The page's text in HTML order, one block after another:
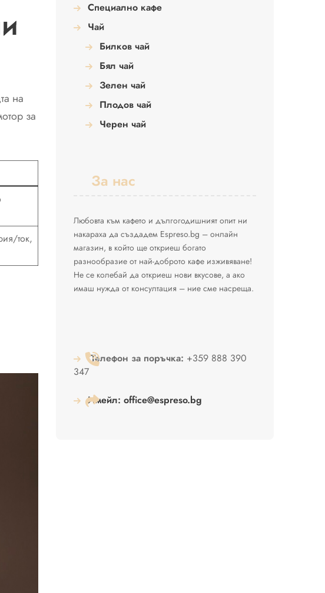
на
за
ток,
Специално кафе
Чай
Билков чай
Бял чай
Зелен чай
Плодов чай
Черен чай
За нас
Любовта към кафето и дългогодишният опит ни
накараха да създадем Espreso.bg – онлайн
магазин, в който ще откриеш богато
разнообразие от най-доброто кафе изживяване!
Не се колебай да откриеш нови вкусове, а ако
имаш нужда от консултация – ние сме насреща.
Телефон за поръчка: +359 888 390
347
Имейл: office@espreso.bg